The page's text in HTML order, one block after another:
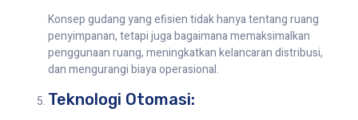
Konsep gudang yang efisien tidak hanya tentang ruang
penyimpanan, tetapi juga bagaimana memaksimalkan
penggunaan ruang, meningkatkan kelancaran distribusi,
dan mengurangi biaya operasional.
Teknologi Otomasi: